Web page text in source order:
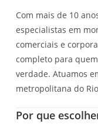
Com mais de 10
especialistas em
comerciais e
completo para
verdade. Atuamos
metropolitana do
Por que